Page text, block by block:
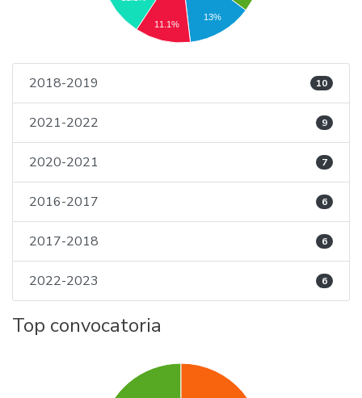
13%
11.1%
2018-2019 10
2021-2022 9
2020-2021 7
2016-2017 6
2017-2018 6
2022-2023 6
Top convocatoria